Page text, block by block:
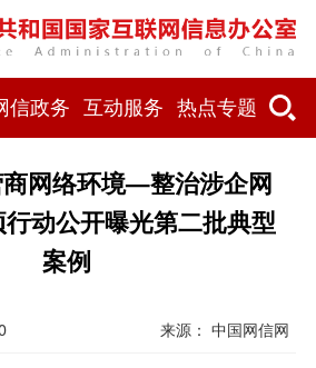
信政务 互动服务 热点专题
商网络环境—整治涉企网
行动公开曝光第二批典型
案例
来源：中国网信网